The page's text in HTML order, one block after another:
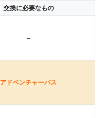
交換に必要なもの
–
アドベンチャーパス